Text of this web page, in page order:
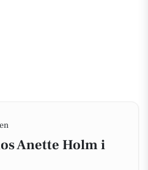
Anette Holm i